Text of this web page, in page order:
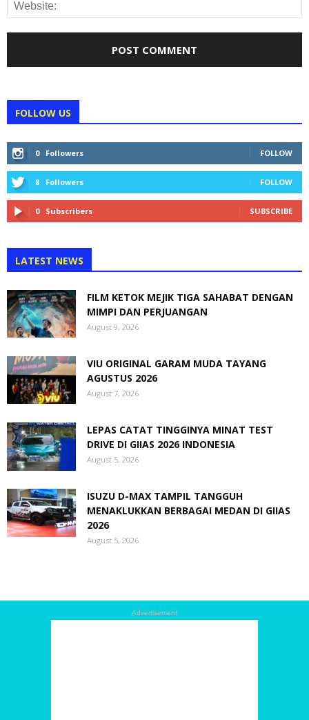
FOLLOW US
0 Followers FOLLOW
8 Followers FOLLOW
0 Subscribers SUBSCRIBE
LATEST NEWS
FILM KETOK MEJIK TIGA SAHABAT DENGAN
MIMPI DAN PERJUANGAN
August 9, 2026
VIU ORIGINAL GARAM MUDA TAYANG
AGUSTUS 2026
August 7, 2026
LEPAS CATAT TINGGINYA MINAT TEST
DRIVE DI GIIAS 2026 INDONESIA
August 5, 2026
ISUZU D-MAX TAMPIL TANGGUH
MENAKLUKKAN BERBAGAI MEDAN DI GIIAS
2026
August 5, 2026
Advertisement